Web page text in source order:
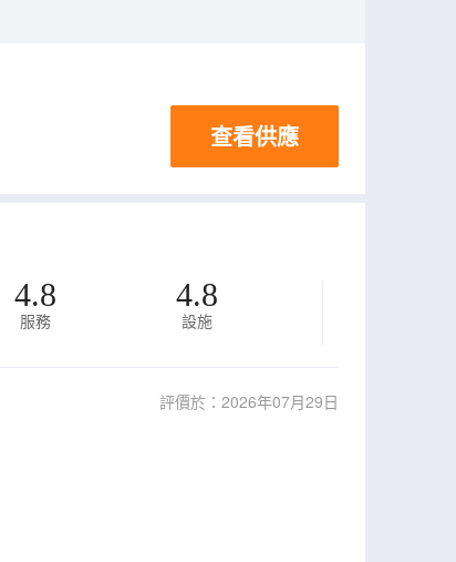
查看供應
4.8
服務
4.8
設施
評價於：2026年07月29日